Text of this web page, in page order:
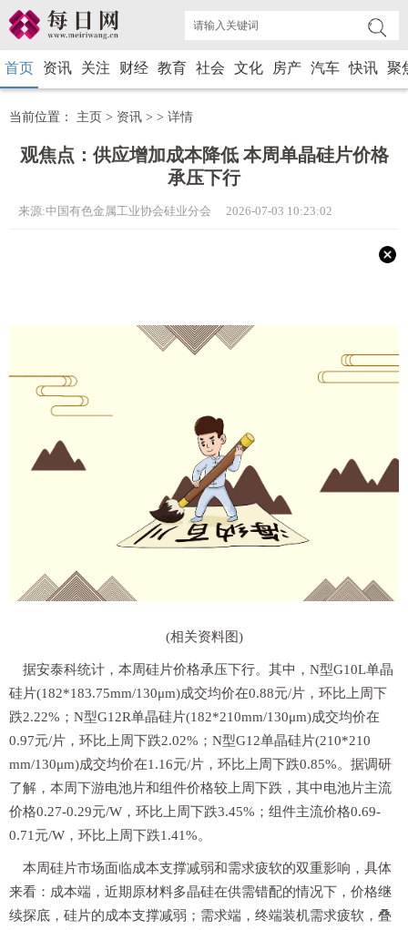
首页 资讯 关注 财经 教育 社会 文化 房产 汽车 快讯 聚
当前位置： 主页 > 资讯 > > 详情
观焦点：供应增加成本降低 本周单晶硅片价格
承压下行
来源:中国有色金属工业协会硅业分会 2026-07-03 10:23:02
(相关资料图)
据安泰科统计，本周硅片价格承压下行。其中，N型G10L单晶
硅片(182*183.75mm/130μm)成交均价在0.88元/片，环比上周下
跌2.22%；N型G12R单晶硅片(182*210mm/130μm)成交均价在
0.97元/片，环比上周下跌2.02%；N型G12单晶硅片(210*210
mm/130μm)成交均价在1.16元/片，环比上周下跌0.85%。据调研
了解，本周下游电池片和组件价格较上周下跌，其中电池片主流
价格0.27-0.29元/W，环比上周下跌3.45%；组件主流价格0.69-
0.71元/W，环比上周下跌1.41%。
本周硅片市场面临成本支撑减弱和需求疲软的双重影响，具体
来看：成本端，近期原材料多晶硅在供需错配的情况下，价格继
续探底，硅片的成本支撑减弱；需求端，终端装机需求疲软，叠